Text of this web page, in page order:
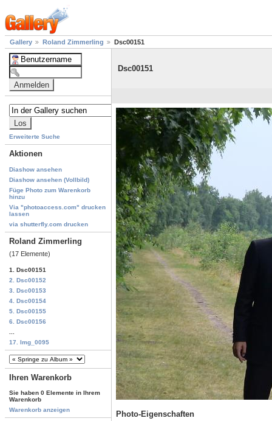
Gallery Roland Zimmerling Dsc00151
Erweiterte Suche
Aktionen
Diashow ansehen
Diashow ansehen (Vollbild)
Füge Photo zum Warenkorb
hinzu
Via "photoaccess.com" drucken
lassen
via shutterfly.com drucken
Roland Zimmerling
(17 Elemente)
1. Dsc00151
2. Dsc00152
3. Dsc00153
4. Dsc00154
5. Dsc00155
6. Dsc00156
17. Img_0095
Ihren Warenkorb
Sie haben 0 Elemente in Ihrem
Warenkorb
Warenkorb anzeigen
Dsc00151
Photo-Eigenschaften